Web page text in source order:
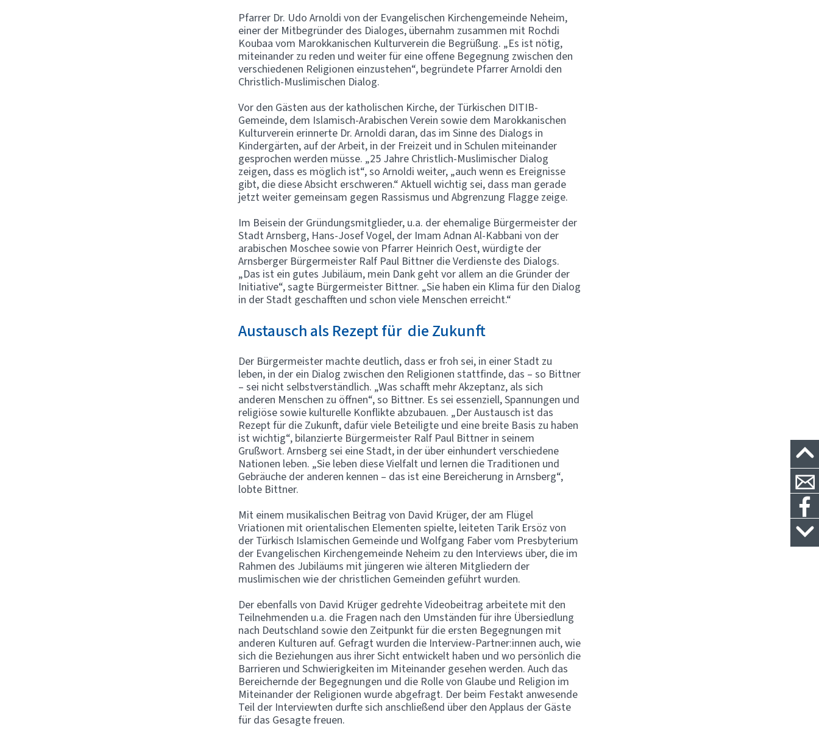
Pfarrer Dr. Udo Arnoldi von der Evangelischen Kirchengemeinde Neheim,
einer der Mitbegründer des Dialoges, übernahm zusammen mit Rochdi
Koubaa vom Marokkanischen Kulturverein die Begrüßung. „Es ist nötig,
miteinander zu reden und weiter für eine offene Begegnung zwischen den
verschiedenen Religionen einzustehen“, begründete Pfarrer Arnoldi den
Christlich-Muslimischen Dialog.
Vor den Gästen aus der katholischen Kirche, der Türkischen DITIB-
Gemeinde, dem Islamisch-Arabischen Verein sowie dem Marokkanischen
Kulturverein erinnerte Dr. Arnoldi daran, das im Sinne des Dialogs in
Kindergärten, auf der Arbeit, in der Freizeit und in Schulen miteinander
gesprochen werden müsse. „25 Jahre Christlich-Muslimischer Dialog
zeigen, dass es möglich ist“, so Arnoldi weiter, „auch wenn es Ereignisse
gibt, die diese Absicht erschweren.“ Aktuell wichtig sei, dass man gerade
jetzt weiter gemeinsam gegen Rassismus und Abgrenzung Flagge zeige.
Im Beisein der Gründungsmitglieder, u.a. der ehemalige Bürgermeister der
Stadt Arnsberg, Hans-Josef Vogel, der Imam Adnan Al-Kabbani von der
arabischen Moschee sowie von Pfarrer Heinrich Oest, würdigte der
Arnsberger Bürgermeister Ralf Paul Bittner die Verdienste des Dialogs.
„Das ist ein gutes Jubiläum, mein Dank geht vor allem an die Gründer der
Initiative“, sagte Bürgermeister Bittner. „Sie haben ein Klima für den Dialog
in der Stadt geschafften und schon viele Menschen erreicht.“
Austausch als Rezept für die Zukunft
Der Bürgermeister machte deutlich, dass er froh sei, in einer Stadt zu
leben, in der ein Dialog zwischen den Religionen stattfinde, das – so Bittner
– sei nicht selbstverständlich. „Was schafft mehr Akzeptanz, als sich
anderen Menschen zu öffnen“, so Bittner. Es sei essenziell, Spannungen und
religiöse sowie kulturelle Konflikte abzubauen. „Der Austausch ist das
Rezept für die Zukunft, dafür viele Beteiligte und eine breite Basis zu haben
ist wichtig“, bilanzierte Bürgermeister Ralf Paul Bittner in seinem
Grußwort. Arnsberg sei eine Stadt, in der über einhundert verschiedene
Nationen leben. „Sie leben diese Vielfalt und lernen die Traditionen und
Gebräuche der anderen kennen – das ist eine Bereicherung in Arnsberg“,
lobte Bittner.
Mit einem musikalischen Beitrag von David Krüger, der am Flügel
Vriationen mit orientalischen Elementen spielte, leiteten Tarik Ersöz von
der Türkisch Islamischen Gemeinde und Wolfgang Faber vom Presbyterium
der Evangelischen Kirchengemeinde Neheim zu den Interviews über, die im
Rahmen des Jubiläums mit jüngeren wie älteren Mitgliedern der
muslimischen wie der christlichen Gemeinden geführt wurden.
Der ebenfalls von David Krüger gedrehte Videobeitrag arbeitete mit den
Teilnehmenden u.a. die Fragen nach den Umständen für ihre Übersiedlung
nach Deutschland sowie den Zeitpunkt für die ersten Begegnungen mit
anderen Kulturen auf. Gefragt wurden die Interview-Partner:innen auch, wie
sich die Beziehungen aus ihrer Sicht entwickelt haben und wo persönlich die
Barrieren und Schwierigkeiten im Miteinander gesehen werden. Auch das
Bereichernde der Begegnungen und die Rolle von Glaube und Religion im
Miteinander der Religionen wurde abgefragt. Der beim Festakt anwesende
Teil der Interviewten durfte sich anschließend über den Applaus der Gäste
für das Gesagte freuen.